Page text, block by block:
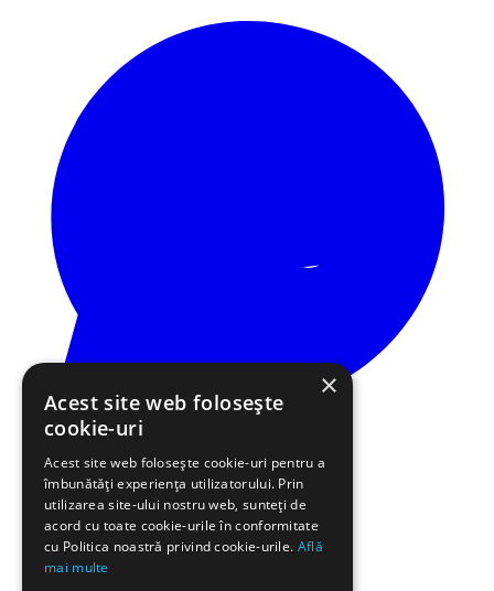
×
Acest site web folosește
cookie-uri
Acest site web folosește cookie-uri pentru a
îmbunătăți experiența utilizatorului. Prin
utilizarea site-ului nostru web, sunteți de
acord cu toate cookie-urile în conformitate
cu Politica noastră privind cookie-urile. Află
mai multe